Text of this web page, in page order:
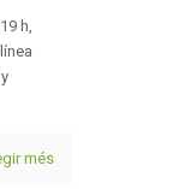
h,
més